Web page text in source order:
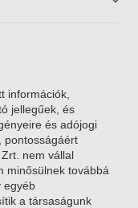
információk,
jellegűek, és
és adójogi
pontosságáért
nem vállal
minősülnek továbbá
egyéb
a társaságunk